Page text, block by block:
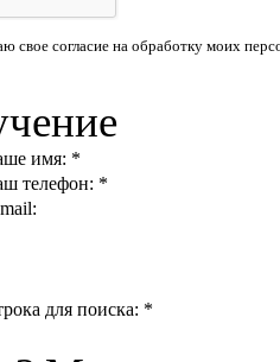
свое согласие на обработку моих
имя: *
телефон: *
для поиска: *